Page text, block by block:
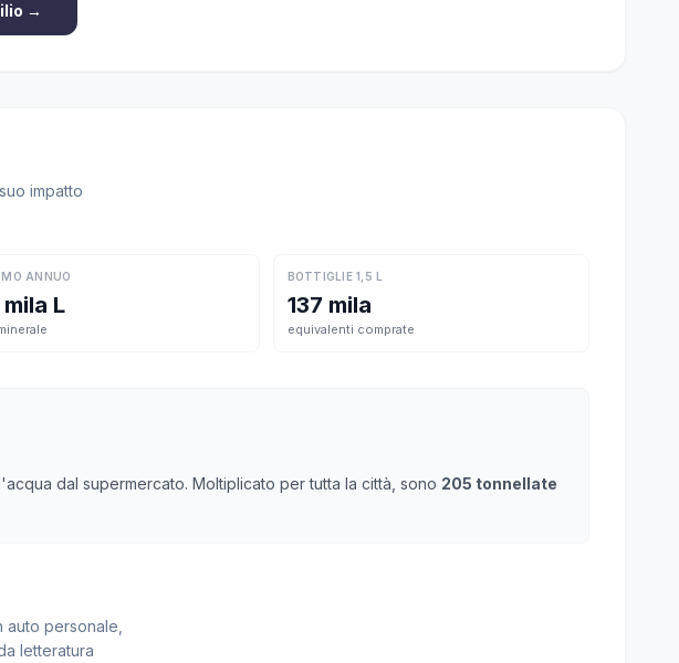
→
impatto
ANNUO
L
BOTTIGLIE 1,5 L
137 mila
equivalenti comprate
dal supermercato. Moltiplicato per tutta la città, sono 205 tonnellate
personale,
letteratura